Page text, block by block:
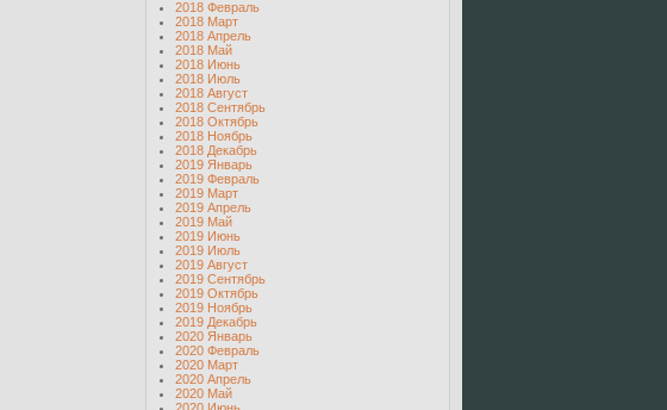
2018 Февраль
2018 Март
2018 Апрель
2018 Май
2018 Июнь
2018 Июль
2018 Август
2018 Сентябрь
2018 Октябрь
2018 Ноябрь
2018 Декабрь
2019 Январь
2019 Февраль
2019 Март
2019 Апрель
2019 Май
2019 Июнь
2019 Июль
2019 Август
2019 Сентябрь
2019 Октябрь
2019 Ноябрь
2019 Декабрь
2020 Январь
2020 Февраль
2020 Март
2020 Апрель
2020 Май